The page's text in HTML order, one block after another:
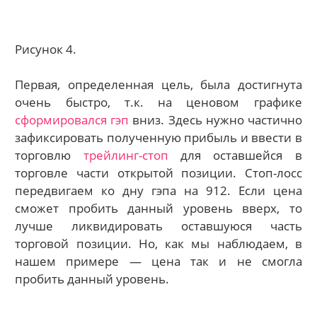
Рисунок 4.
Первая, определенная цель, была достигнута
очень быстро, т.к. на ценовом графике
сформировался гэп вниз. Здесь нужно частично
зафиксировать полученную прибыль и ввести в
торговлю трейлинг-стоп для оставшейся в
торговле части открытой позиции. Стоп-лосс
передвигаем ко дну гэпа на 912. Если цена
сможет пробить данный уровень вверх, то
лучше ликвидировать оставшуюся часть
торговой позиции. Но, как мы наблюдаем, в
нашем примере — цена так и не смогла
пробить данный уровень.